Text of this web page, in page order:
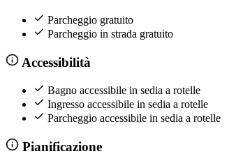
Parcheggio gratuito
Parcheggio in strada gratuito
Accessibilità
Bagno accessibile in sedia a rotelle
Ingresso accessibile in sedia a rotelle
Parcheggio accessibile in sedia a rotelle
Pianificazione